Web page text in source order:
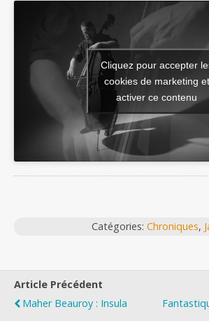
Cliquez pour accepter
cookies de marketing et
activer ce contenu
Catégories: Chroniques,
Article Précédent
Maher Beauroy : Insula